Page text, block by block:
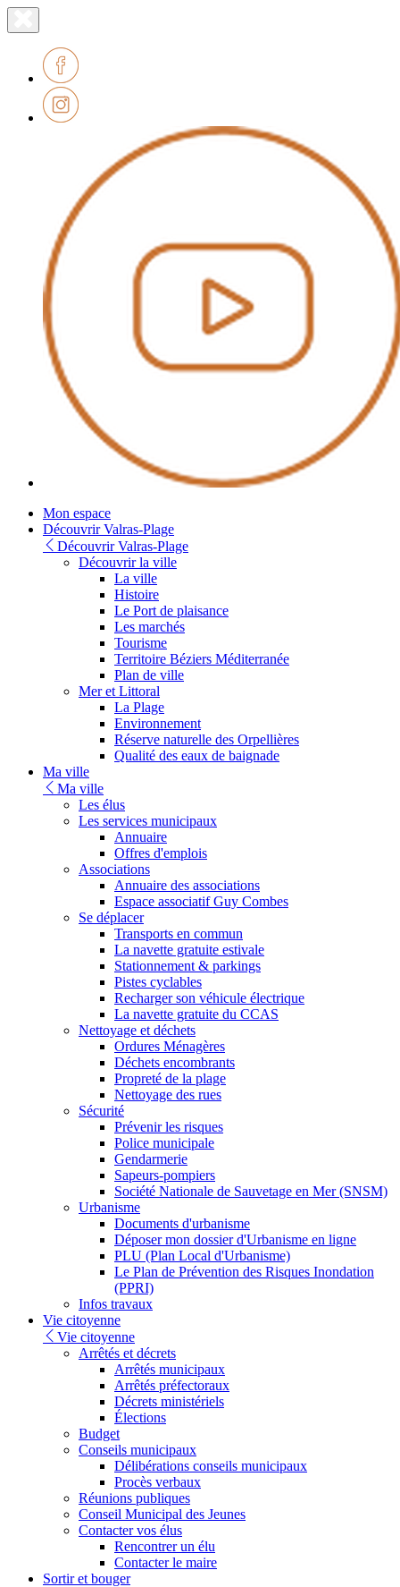
le
Lien
page
accueil
Mon espace
Découvrir Valras-Plage
Découvrir Valras-Plage
Découvrir la ville
La ville
Histoire
Le Port de plaisance
Les marchés
Tourisme
Territoire Béziers Méditerranée
Plan de ville
Mer et Littoral
La Plage
Environnement
Réserve naturelle des Orpellières
Qualité des eaux de baignade
Ma ville
Ma ville
Les élus
Les services municipaux
Annuaire
Offres d'emplois
Associations
Annuaire des associations
Espace associatif Guy Combes
Se déplacer
Transports en commun
La navette gratuite estivale
Stationnement & parkings
Pistes cyclables
Recharger son véhicule électrique
La navette gratuite du CCAS
Nettoyage et déchets
Ordures Ménagères
Déchets encombrants
Propreté de la plage
Nettoyage des rues
Sécurité
Prévenir les risques
Police municipale
Gendarmerie
Sapeurs-pompiers
Société Nationale de Sauvetage en Mer (SNSM)
Urbanisme
Documents d'urbanisme
Déposer mon dossier d'Urbanisme en ligne
PLU (Plan Local d'Urbanisme)
Le Plan de Prévention des Risques Inondation
(PPRI)
Infos travaux
Vie citoyenne
Vie citoyenne
Arrêtés et décrets
Arrêtés municipaux
Arrêtés préfectoraux
Décrets ministériels
Élections
Budget
Conseils municipaux
Délibérations conseils municipaux
Procès verbaux
Réunions publiques
Conseil Municipal des Jeunes
Contacter vos élus
Rencontrer un élu
Contacter le maire
Sortir et bouger